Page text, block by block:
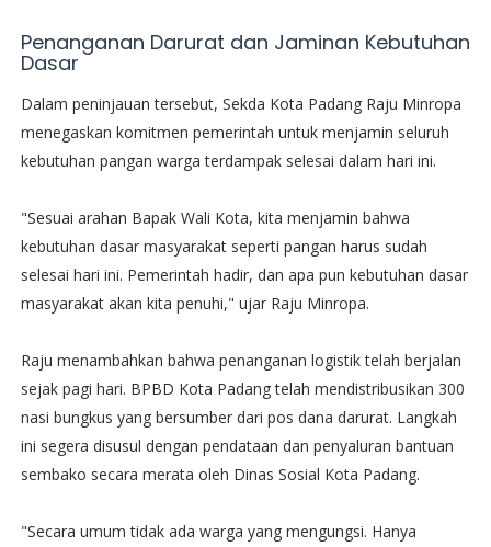
​Penanganan Darurat dan Jaminan Kebutuhan
Dasar
​Dalam peninjauan tersebut, Sekda Kota Padang Raju Minropa
menegaskan komitmen pemerintah untuk menjamin seluruh
kebutuhan pangan warga terdampak selesai dalam hari ini.
​"Sesuai arahan Bapak Wali Kota, kita menjamin bahwa
kebutuhan dasar masyarakat seperti pangan harus sudah
selesai hari ini. Pemerintah hadir, dan apa pun kebutuhan dasar
masyarakat akan kita penuhi," ujar Raju Minropa.
​Raju menambahkan bahwa penanganan logistik telah berjalan
sejak pagi hari. BPBD Kota Padang telah mendistribusikan 300
nasi bungkus yang bersumber dari pos dana darurat. Langkah
ini segera disusul dengan pendataan dan penyaluran bantuan
sembako secara merata oleh Dinas Sosial Kota Padang.
​"Secara umum tidak ada warga yang mengungsi. Hanya